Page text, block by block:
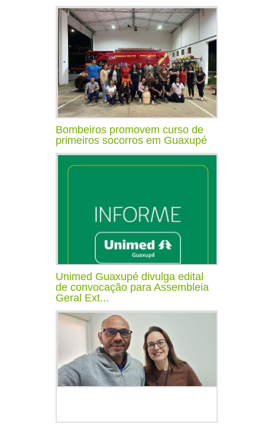
Bombeiros promovem curso de
primeiros socorros em Guaxupé
Unimed Guaxupé divulga edital
de convocação para Assembleia
Geral Ext...